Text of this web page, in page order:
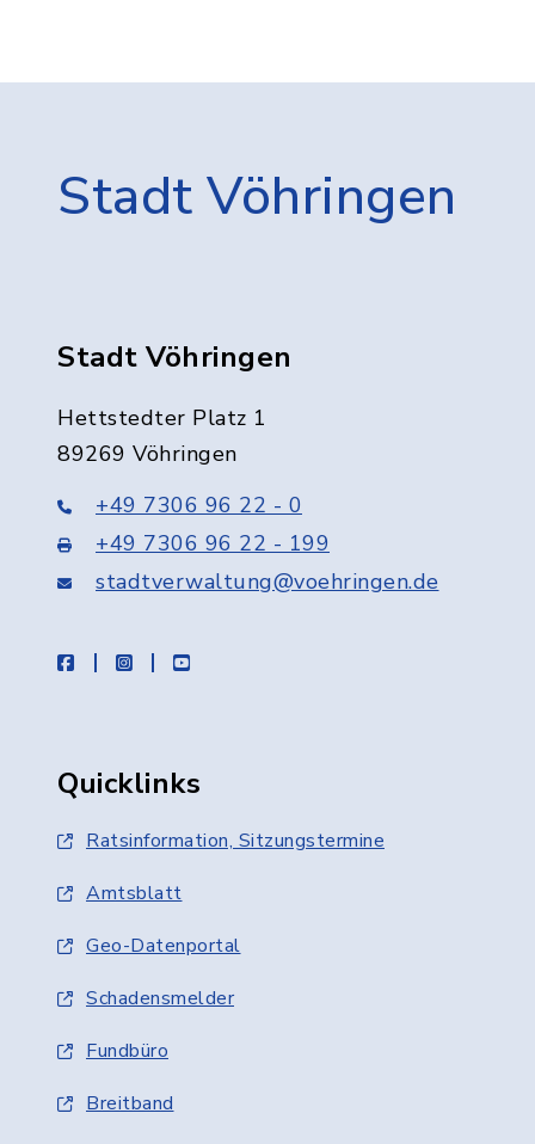
Stadt Vöhringen
Stadt Vöhringen
Hettstedter Platz 1
89269 Vöhringen
+49 7306 96 22 - 0
+49 7306 96 22 - 199
stadtverwaltung@voehringen.de
facebookinstagramyoutube
Quicklinks
Ratsinformation, Sitzungstermine
Amtsblatt
Geo-Datenportal
Schadensmelder
Fundbüro
Breitband